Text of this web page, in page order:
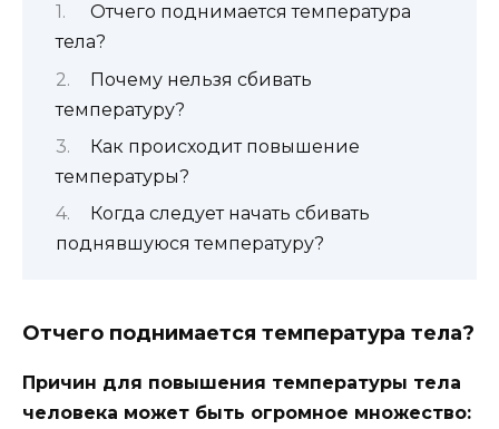
Отчего поднимается температура
тела?
Почему нельзя сбивать
температуру?
Как происходит повышение
температуры?
Когда следует начать сбивать
поднявшуюся температуру?
Отчего поднимается температура тела?
Причин для повышения температуры тела
человека может быть огромное множество: